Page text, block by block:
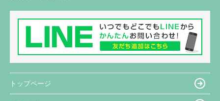
トップページ